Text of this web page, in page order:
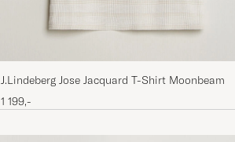
J.Lindeberg Jose Jacquard T-Shirt Moonbeam
1 199,-